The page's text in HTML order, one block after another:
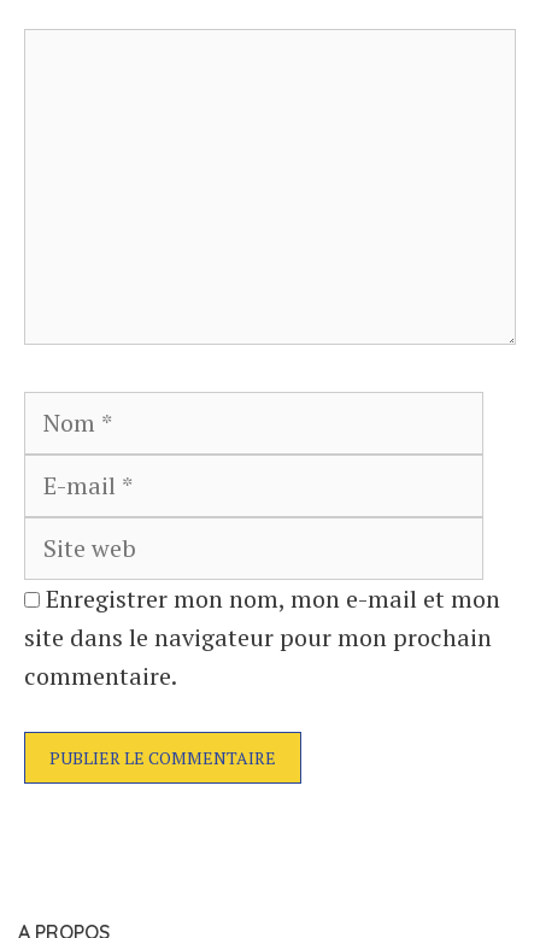
Nom
Enregistrer mon nom, mon e-mail et mon
site dans le navigateur pour mon prochain
commentaire.
A PROPOS